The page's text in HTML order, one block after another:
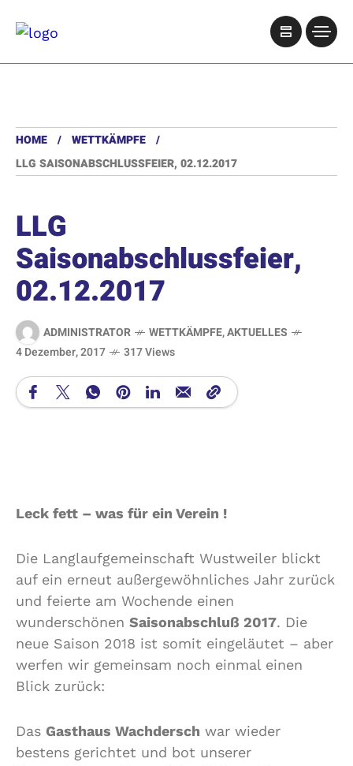
HOME
WETTKÄMPFE
LLG SAISONABSCHLUSSFEIER, 02.12.2017
LLG
Saisonabschlussfeier,
02.12.2017
ADMINISTRATOR WETTKÄMPFE,AKTUELLES
4 Dezember, 2017
317 Views
Leck fett – was für ein Verein !
Die Langlaufgemeinschaft Wustweiler blickt
auf ein erneut außergewöhnliches Jahr zurück
und feierte am Wochende einen
wunderschönen Saisonabschluß 2017. Die
neue Saison 2018 ist somit eingeläutet – aber
werfen wir gemeinsam noch einmal einen
Blick zurück:
Das Gasthaus Wachdersch war wieder
bestens gerichtet und bot unserer